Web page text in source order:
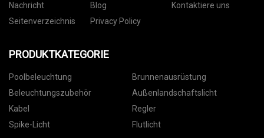
Nachricht
Blog
Kontaktiere uns
Seitenverzeichnis
Privacy Policy
PRODUKTKATEGORIE
Poolbeleuchtung
Brunnenausrüstung
Beleuchtungszubehör
Außenlandschaftslicht
Kabel
Regler
Spike-Licht
Flutlicht